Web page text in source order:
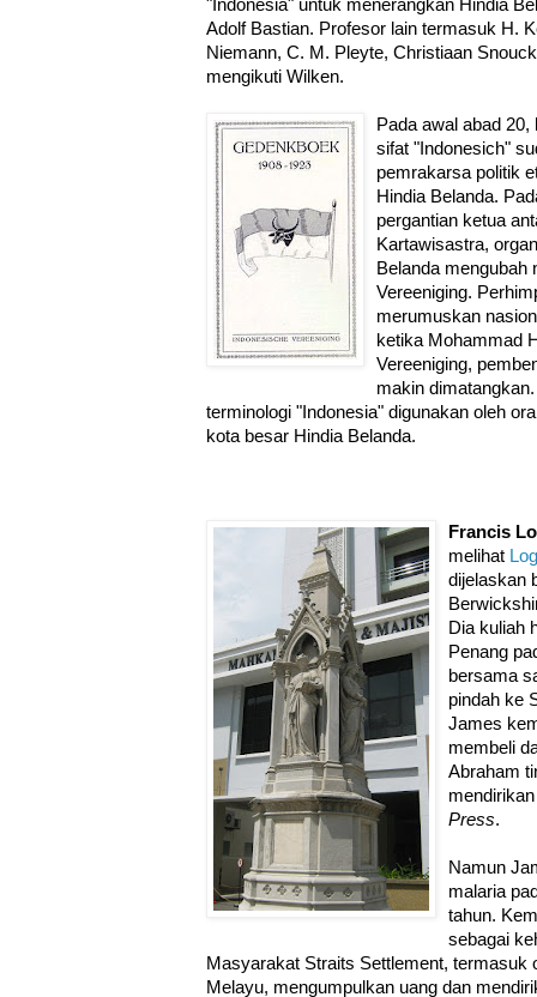
"Indonesia" untuk menerangkan Hindia
Adolf Bastian. Profesor lain termasuk H.
Niemann, C. M. Pleyte, Christiaan
mengikuti Wilken.
Pada awal abad
sifat "Indonesich"
pemrakarsa politik
Hindia Belanda.
pergantian ketua
Kartawisastra,
Belanda mengubah
Vereeniging.
merumuskan
ketika Mohammad
Vereeniging,
makin
terminologi "Indonesia" digunakan oleh
kota besar Hindia Belanda.
Francis
melihat
dijelaskan
Dia kuliah
Penang
bersama
pindah ke
James
membeli
Abraham
Press.
Namun
malaria
tahun.
sebagai
Masyarakat Straits Settlement, termasuk
Melayu, mengumpulkan uang dan